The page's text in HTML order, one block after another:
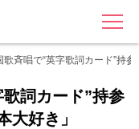
MENU
歌斉唱で“英字歌詞カード”持
詞カード”持参
大好き」